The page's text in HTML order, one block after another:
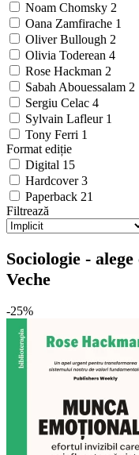
Noam Chomsky 2
Oana Zamfirache 1
Oliver Bullough 2
Olivia Toderean 4
Rose Hackman 2
Sabah Abouessalam 2
Sergiu Celac 4
Sylvain Lafleur 1
Tony Ferri 1
Format ediție
Digital 15
Hardcover3
Paperback 21
Filtrează
Sociologie -
Veche
-25%